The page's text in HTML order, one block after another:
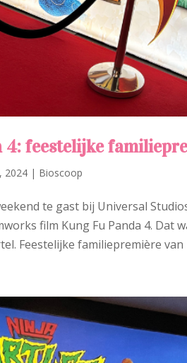
4: feestelijke
2024 | Bioscoop
te gast bij Universal
film Kung Fu Panda 4. Dat
Feestelijke familiepremière van